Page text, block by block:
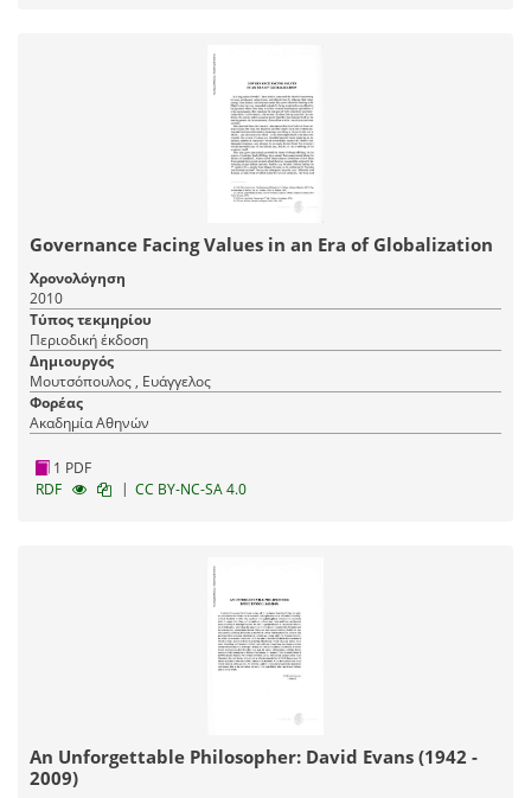
Governance Facing Values in an Era of Globalization
Χρονολόγηση
2010
Τύπος τεκμηρίου
Περιοδική έκδοση
Δημιουργός
Μουτσόπουλος , Ευάγγελος
Φορέας
Ακαδημία Αθηνών
1 PDF
RDF
| CC BY-NC-SA 4.0
An Unforgettable Philosopher: David Evans (1942 -
2009)